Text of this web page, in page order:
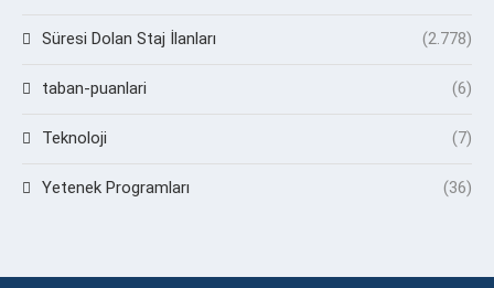
Süresi Dolan Staj İlanları (2.778)
taban-puanlari (6)
Teknoloji (7)
Yetenek Programları (36)